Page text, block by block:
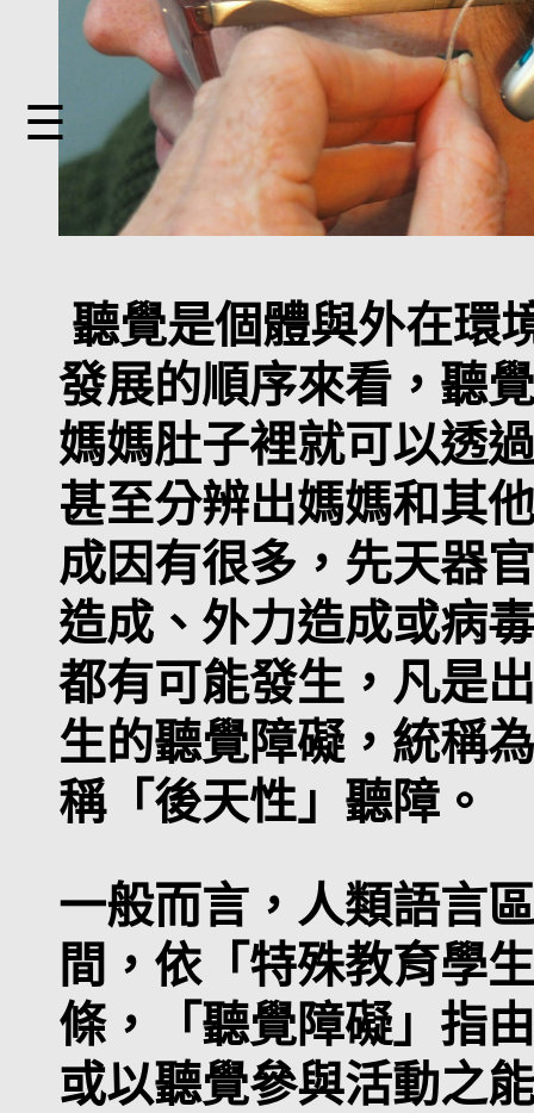
☰
聽覺是個體與外在環
發展的順序來看，聽
媽媽肚子裡就可以透
甚至分辨出媽媽和其
成因有很多，先天器
造成、外力造成或病
都有可能發生，凡是
生的聽覺障礙，統稱
稱「後天性」聽障。
一般而言，人類語言
間，依「特殊教育學
條，「聽覺障礙」指
或以聽覺參與活動之